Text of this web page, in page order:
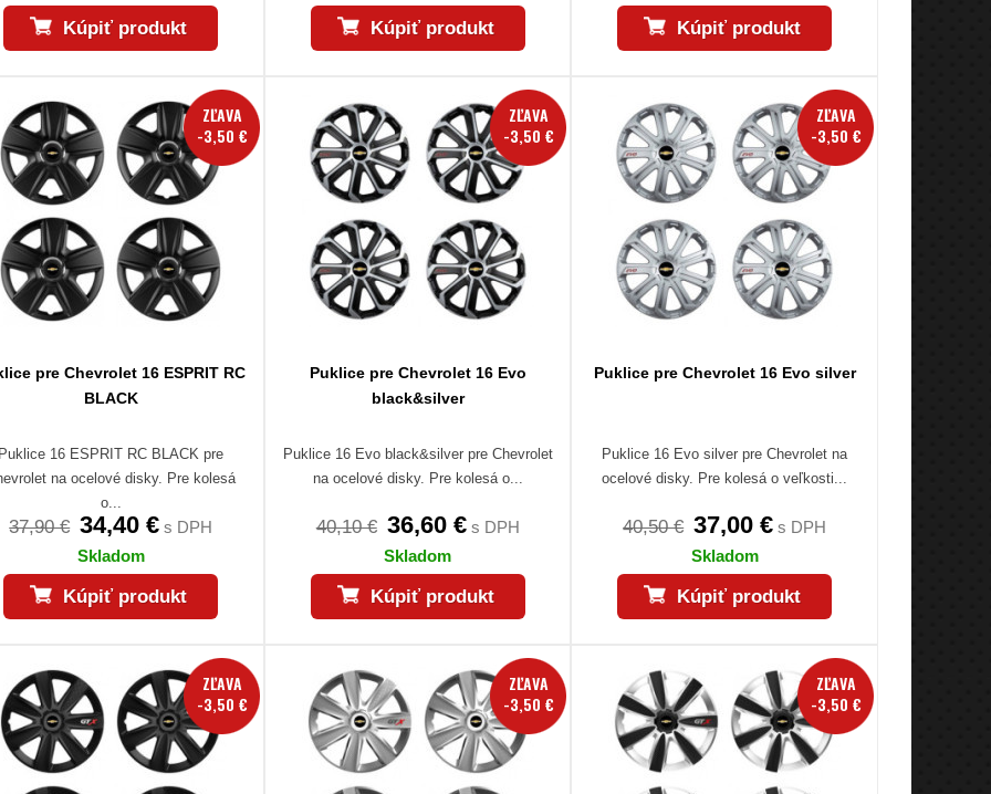
Kúpiť produkt Kúpiť produkt Kúpiť produkt
ZĽAVA
-3,50 €
pre Chevrolet 16 ESPRIT RC
BLACK
16 ESPRIT RC BLACK pre
na ocelové disky. Pre kolesá
o...
37,90 € 34,40 € s DPH
Skladom
Kúpiť produkt
ZĽAVA
-3,50 €
Puklice pre Chevrolet 16 Evo
black&silver
Puklice 16 Evo black&silver pre Chevrolet
na ocelové disky. Pre kolesá o...
40,10 € 36,60 €s DPH
Skladom
Kúpiť produkt
ZĽAVA
-3,50 €
Puklice pre Chevrolet 16 Evo silver
Puklice 16 Evo silver pre Chevrolet na
ocelové disky. Pre kolesá o veľkosti...
40,50 € 37,00 € s DPH
Skladom
Kúpiť produkt
ZĽAVA
-3,50 €
ZĽAVA
-3,50 €
ZĽAVA
-3,50 €